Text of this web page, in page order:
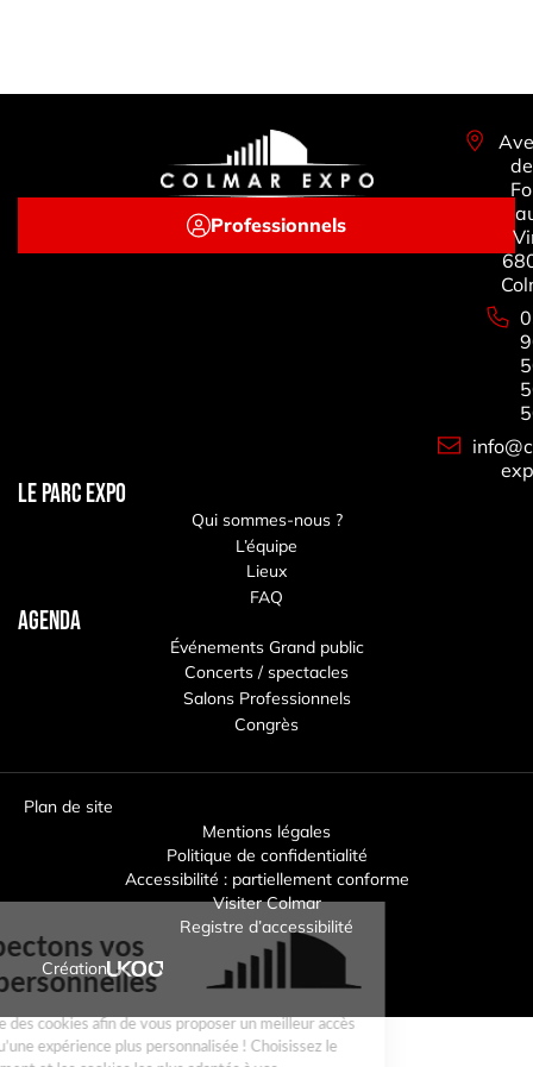
respectons vos
personnelles
Expoutilise des cookies afin de vous proposer un meilleur accès
site ainsi qu’une expérience plus personnalisée ! Choisissez le
Professionnels
LE PARC EXPO
Qui sommes-nous ?
L’équipe
Lieux
FAQ
Agenda
Événements Grand public
Concerts / spectacles
Salons Professionnels
Congrès
Plan de site
Mentions légales
Politique de confidentialité
Accessibilité : partiellement conforme
Visiter Colmar
Registre d’accessibilité
Création